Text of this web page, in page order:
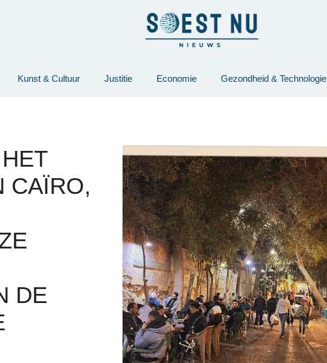
Kunst & Cultuur Justitie Economie Gezondheid & Technologie
CAÏRO,
DE